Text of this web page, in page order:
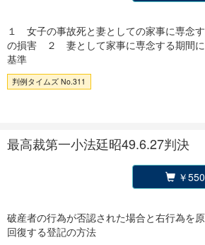
１ 女子の事故死と妻としての家事に専念
の損害 ２ 妻として家事に専念する期間に
基準
判例タイムズ No.311
最高裁第一小法廷昭49.6.27判決
￥550
破産者の行為が否認された場合と右行為を
回復する登記の方法